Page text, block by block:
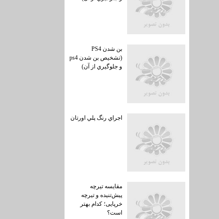
بن شدن PS4
(تشخيص بن شدن ps4
و جلوگيري از آن)
اجراي رنگ پلي اورتان
مقایسه تیرچه
پیش‌تنیده و تیرچه
خرپایی؛ کدام بهتر
است؟